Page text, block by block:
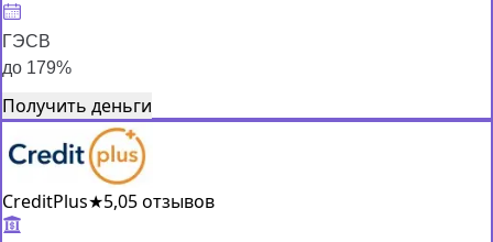
ГЭСВ
до 179%
Получить деньги
CreditPlus★5,05 отзывов